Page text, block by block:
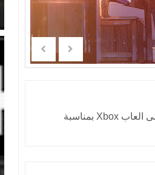
تخفيضات ضخمة على العاب Xbox بمناسبة